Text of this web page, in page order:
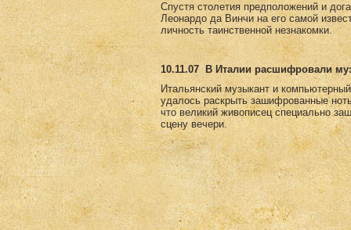
Спустя столетия предположений и
Леонардо да Винчи на его самой
личность таинственной незнакомки.
10.11.07
В Италии расшифровали
Итальянский музыкант и
удалось раскрыть зашифрованные
что великий живописец специально
сцену вечери.